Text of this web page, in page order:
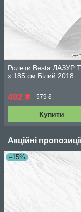
Ролети Besta ЛАЗУР
х 185 см Білий 2018
492 ₴ 579 ₴
Купити
Акційні
–15%